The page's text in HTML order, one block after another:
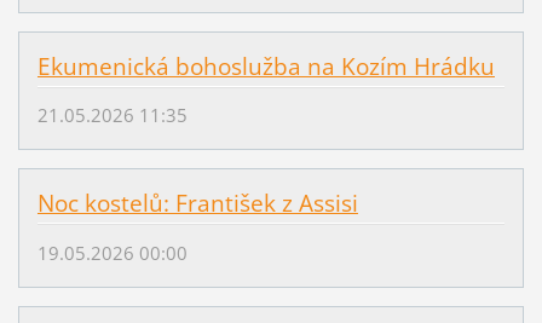
Ekumenická bohoslužba na Kozím Hrádku
21.05.2026 11:35
Noc kostelů: František z Assisi
19.05.2026 00:00